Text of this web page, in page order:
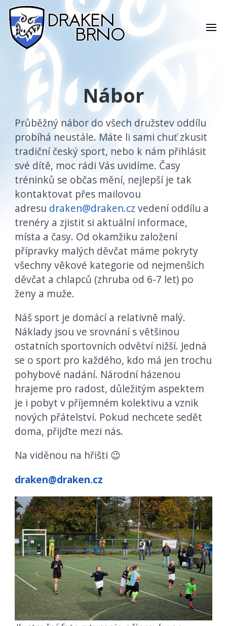
Nábor
Průběžný nábor do všech družstev oddílu
probíhá neustále. Máte li sami chuť zkusit
tradiční český sport, nebo k nám přihlásit
své dítě, moc rádi Vás uvidíme. Časy
tréninků se občas mění, nejlepší je tak
kontaktovat přes mailovou
adresu draken@draken.cz vedení oddílu a
trenéry a zjistit si aktuální informace,
místa a časy. Od okamžiku založení
přípravky malých děvčat máme pokryty
všechny věkové kategorie od nejmenších
děvčat a chlapců (zhruba od 6-7 let) po
ženy a muže.
Náš sport je domácí a relativně malý.
Náklady jsou ve srovnání s většinou
ostatních sportovních odvětví nižší. Jedná
se o sport pro každého, kdo má jen trochu
pohybové nadání. Národní házenou
hrajeme pro radost, důležitým aspektem
je i pobyt v příjemném kolektivu a vznik
nových přátelství. Pokud nechcete sedět
doma, přijďte mezi nás.
Na viděnou na hřišti 😉
draken@draken.cz